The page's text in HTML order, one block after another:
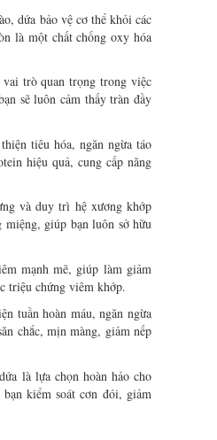
dứa bảo vệ cơ thể khỏi các
là một chất chống oxy hóa
trò quan trọng trong việc
sẽ luôn cảm thấy tràn đầy
tiêu hóa, ngăn ngừa táo
hiệu quả, cung cấp năng
và duy trì hệ xương khớp
miệng, giúp bạn luôn sở hữu
mạnh mẽ, giúp làm giảm
triệu chứng viêm khớp.
tuần hoàn máu, ngăn ngừa
chắc, mịn màng, giảm nếp
là lựa chọn hoàn hảo cho
kiểm soát cơn đói, giảm